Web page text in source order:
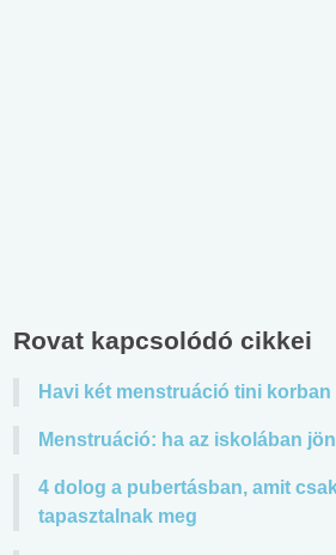
Rovat kapcsolódó cikkei
Havi két menstruáció tini korban
Menstruáció: ha az iskolában
4 dolog a pubertásban, amit
tapasztalnak meg